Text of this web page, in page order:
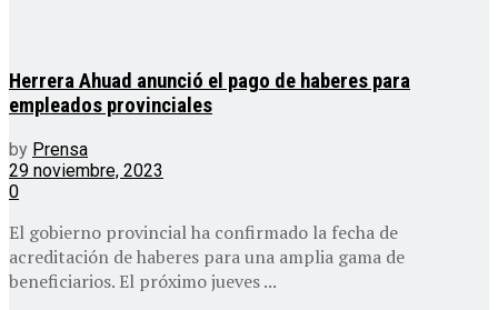
Herrera Ahuad anunció el pago de haberes para
empleados provinciales
by Prensa
29 noviembre, 2023
0
El gobierno provincial ha confirmado la fecha de
acreditación de haberes para una amplia gama de
beneficiarios. El próximo jueves ...